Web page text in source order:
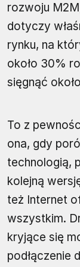
rozwoju
dotyczy
rynku, na
około 30%
sięgnąć
To z
ona, gdy
technologią,
kolejną
też Internet
wszystkim.
kryjące się
podłączenie